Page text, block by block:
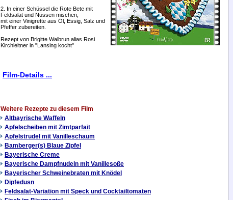
2. In einer Schüssel die Rote Bete mit
Feldsalat und Nüssen mischen,
mit einer Vinigrette aus Öl, Essig, Salz und
Pfeffer zubereiten.
Rezept von Brigitte Walbrun alias Rosi
Kirchleitner in "Lansing kocht"
Film-Details ...
Weitere Rezepte zu diesem Film
Altbayrische Waffeln
Apfelscheiben mit Zimtparfait
Apfelstrudel mit Vanilleschaum
Bamberger(s) Blaue Zipfel
Bayerische Creme
Bayerische Dampfnudeln mit Vanillesoße
Bayerischer Schweinebraten mit Knödel
Dipfedusn
Feldsalat-Variation mit Speck und Cocktailtomaten